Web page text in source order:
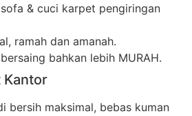
& cuci karpet pengiringan
ramah dan amanah.
bahkan lebih MURAH.
Kantor
bersih maksimal, bebas kuman